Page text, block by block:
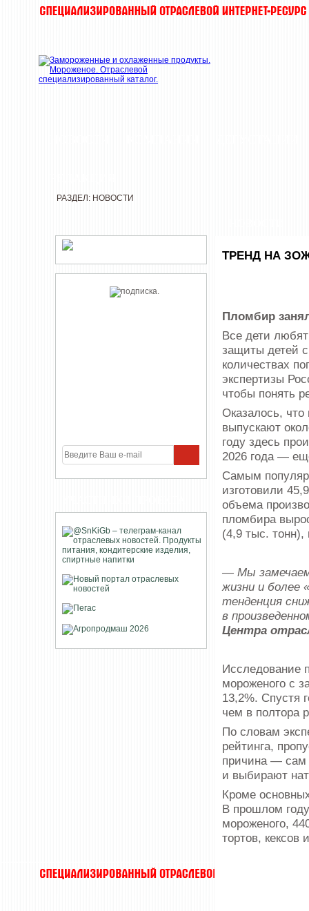
РАЗДЕЛ: НОВОСТИ
ТРЕНД НА
Пломбир
Все дети
защиты детей
количествах
экспертизы
чтобы понять
Оказалось, что
выпускают
году здесь
2026 года —
Самым
изготовили
объема
пломбира
(4,9 тыс.
— Мы замечаем
жизни и более
тенденция
в
Центра
Исследование
мороженого с
13,2%. Спустя
чем в полтора
По словам
рейтинга,
причина — сам
и выбирают
Кроме
В прошлом
мороженого,
тортов, кексов